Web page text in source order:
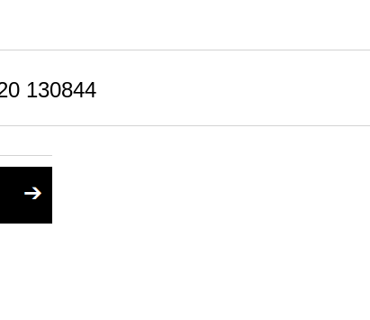
130844